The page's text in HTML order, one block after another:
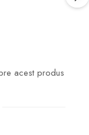
acest produs